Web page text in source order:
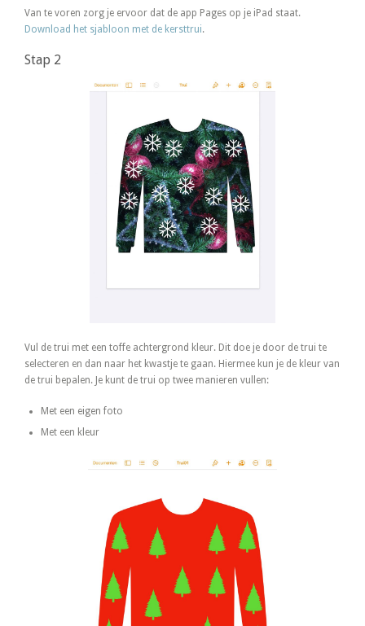
Van te voren zorg je ervoor dat de app Pages op je iPad staat.
Download het sjabloon met de kersttrui.
Stap 2
Vul de trui met een toffe achtergrond kleur. Dit doe je door de trui te
selecteren en dan naar het kwastje te gaan. Hiermee kun je de kleur van
de trui bepalen. Je kunt de trui op twee manieren vullen:
Met een eigen foto
Met een kleur